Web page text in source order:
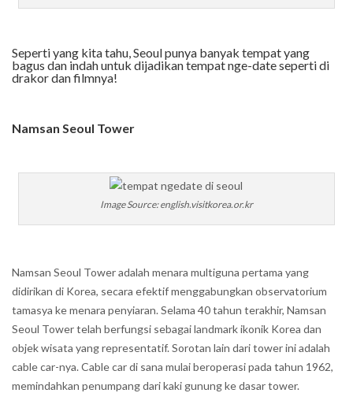
Seperti yang kita tahu, Seoul punya banyak tempat yang
bagus dan indah untuk dijadikan tempat nge-date seperti di
drakor dan filmnya!
Namsan Seoul Tower
Image Source: english.visitkorea.or.kr
Namsan Seoul Tower adalah menara multiguna pertama yang
didirikan di Korea, secara efektif menggabungkan observatorium
tamasya ke menara penyiaran. Selama 40 tahun terakhir, Namsan
Seoul Tower telah berfungsi sebagai landmark ikonik Korea dan
objek wisata yang representatif. Sorotan lain dari tower ini adalah
cable car-nya. Cable car di sana mulai beroperasi pada tahun 1962,
memindahkan penumpang dari kaki gunung ke dasar tower.